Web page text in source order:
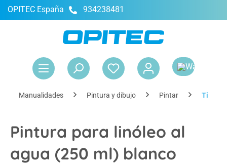
principal
OPITEC España 934238481
Manualidades Pintura y dibujo Pintar Tintas
Pintura para linóleo al
agua (250 ml) blanco